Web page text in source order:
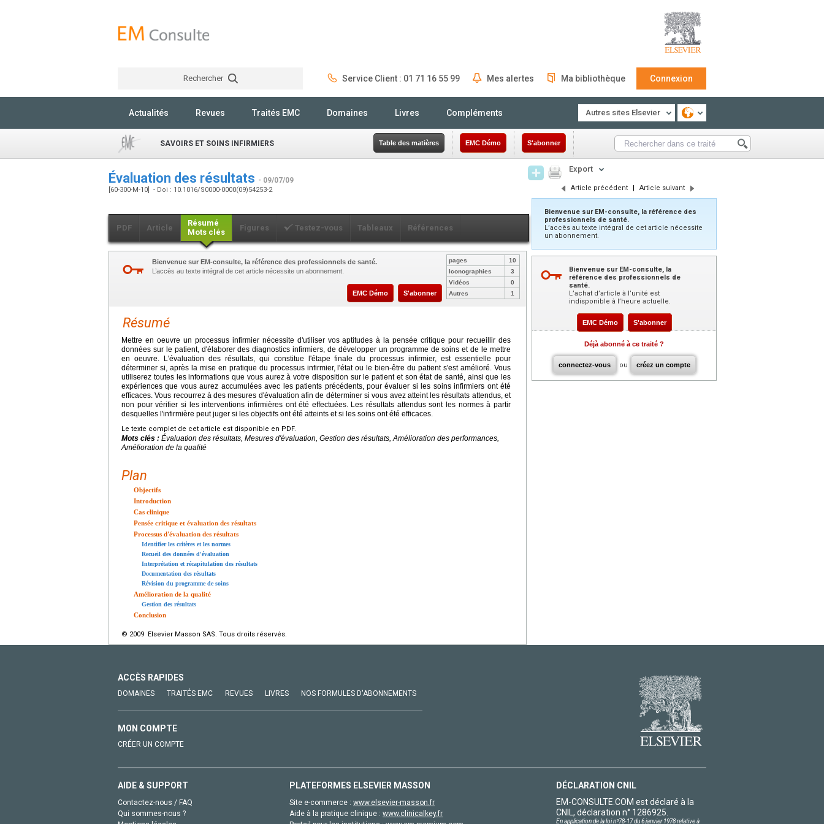
Rechercher Service Client : 01 71 16 55 99 Mes alertes Ma bibliothèque Connexion
Actualités Revues Traités EMC Domaines Livres Compléments Autres sites Elsevier
SAVOIRS ET SOINS INFIRMIERS Table des matières EMC Démo S'abonner
Évaluation des résultats - 09/07/09
[60-300-M-10] - Doi : 10.1016/S0000-0000(09)54253-2
PDF Article
Résumé
Mots clés
Figures Testez-vous Tableaux Références
Bienvenue sur EM-consulte, la référence des professionnels de santé.
L’accès au texte intégral de cet article nécessite un abonnement.
EMC Démo S'abonner
pages
10
Iconographies
3
Vidéos
0
Autres
1
Résumé
Mettre en oeuvre un processus infirmier nécessite d'utiliser vos aptitudes à la pensée critique pour recueillir des
données sur le patient, d'élaborer des diagnostics infirmiers, de développer un programme de soins et de le mettre
en oeuvre. L'évaluation des résultats, qui constitue l'étape finale du processus infirmier, est essentielle pour
déterminer si, après la mise en pratique du processus infirmier, l'état ou le bien-être du patient s'est amélioré. Vous
utiliserez toutes les informations que vous aurez à votre disposition sur le patient et son état de santé, ainsi que les
expériences que vous aurez accumulées avec les patients précédents, pour évaluer si les soins infirmiers ont été
efficaces. Vous recourrez à des mesures d'évaluation afin de déterminer si vous avez atteint les résultats attendus, et
non pour vérifier si les interventions infirmières ont été effectuées. Les résultats attendus sont les normes à partir
desquelles l'infirmière peut juger si les objectifs ont été atteints et si les soins ont été efficaces.
Le texte complet de cet article est disponible en PDF.
Mots clés : Évaluation des résultats, Mesures d'évaluation, Gestion des résultats, Amélioration des performances,
Amélioration de la qualité
Plan
Objectifs
Introduction
Cas clinique
Pensée critique et évaluation des résultats
Processus d'évaluation des résultats
Identifier les critères et les normes
Recueil des données d'évaluation
Interprétation et récapitulation des résultats
Documentation des résultats
Révision du programme de soins
Amélioration de la qualité
Gestion des résultats
Conclusion
© 2009 Elsevier Masson SAS. Tous droits réservés.
Export
Article précédent | Article suivant
Bienvenue sur EM-consulte, la référence des
professionnels de santé.
L’accès au texte intégral de cet article nécessite
un abonnement.
Bienvenue sur EM-consulte, la
référence des professionnels de
santé.
L’achat d’article à l’unité est
indisponible à l’heure actuelle.
EMC Démo S'abonner
Déjà abonné à ce traité ?
connectez-vous ou créez un compte
ACCÈS RAPIDES
DOMAINES TRAITÉS EMC REVUES LIVRES NOS FORMULES D'ABONNEMENTS
MON COMPTE
CRÉER UN COMPTE
AIDE & SUPPORT
Contactez-nous / FAQ
Qui sommes-nous ?
PLATEFORMES ELSEVIER MASSON
Site e-commerce : www.elsevier-masson.fr
Aide à la pratique clinique : www.clinicalkey.fr
DÉCLARATION CNIL
EM-CONSULTE.COM est déclaré à la
CNIL, déclaration n° 1286925.
En application de la loi nº78-17 du 6 janvier 1978 relative à